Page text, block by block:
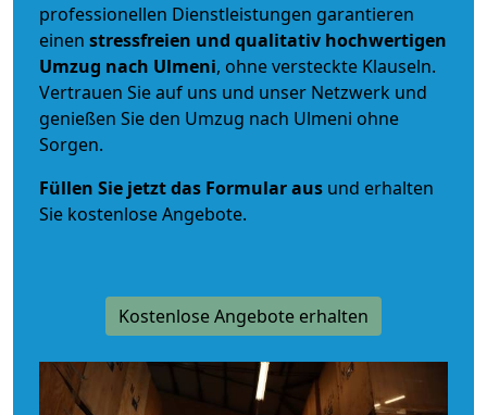
professionellen Dienstleistungen garantieren
einen stressfreien und qualitativ hochwertigen
Umzug nach Ulmeni, ohne versteckte Klauseln.
Vertrauen Sie auf uns und unser Netzwerk und
genießen Sie den Umzug nach Ulmeni ohne
Sorgen.
Füllen Sie jetzt das Formular aus und erhalten
Sie kostenlose Angebote.
Kostenlose Angebote erhalten